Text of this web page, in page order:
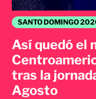
SANTO DOMINGO
Así quedó el
tras la
Agosto